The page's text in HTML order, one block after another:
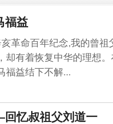
福益
革命百年纪念,我的曾
却有着恢复中华的理想
福益结下不解...
忆叔祖父刘道一